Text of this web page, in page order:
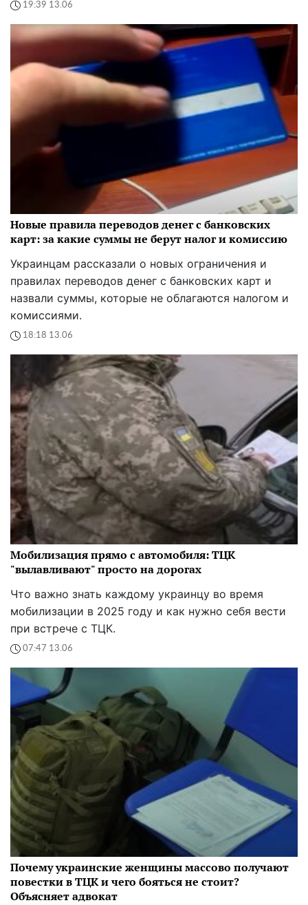
19:39 13.06
Новые правила переводов денег с банковских
карт: за какие суммы не берут налог и комиссию
Украинцам рассказали о новых ограничения и
правилах переводов денег с банковских карт и
назвали суммы, которые не облагаются налогом и
комиссиями.
18:18 13.06
Мобилизация прямо с автомобиля: ТЦК
"вылавливают" просто на дорогах
Что важно знать каждому украинцу во время
мобилизации в 2025 году и как нужно себя вести
при встрече с ТЦК.
07:47 13.06
Почему украинские женщины массово получают
повестки в ТЦК и чего бояться не стоит?
Объясняет адвокат